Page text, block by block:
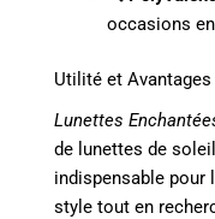
occasions
Utilité et
Lunettes
de lunettes de
indispensable pour
style tout en